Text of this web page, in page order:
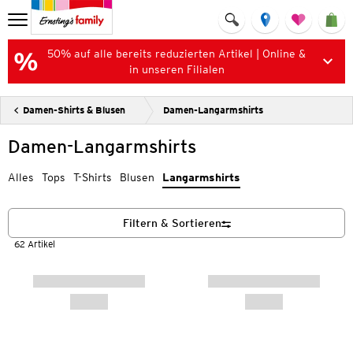
50% auf alle bereits reduzierten Artikel | Online &
in unseren Filialen
Damen-Shirts & Blusen Damen-Langarmshirts
Damen-Langarmshirts
Alles Tops T-Shirts Blusen Langarmshirts
62 Artikel
Filtern & Sortieren